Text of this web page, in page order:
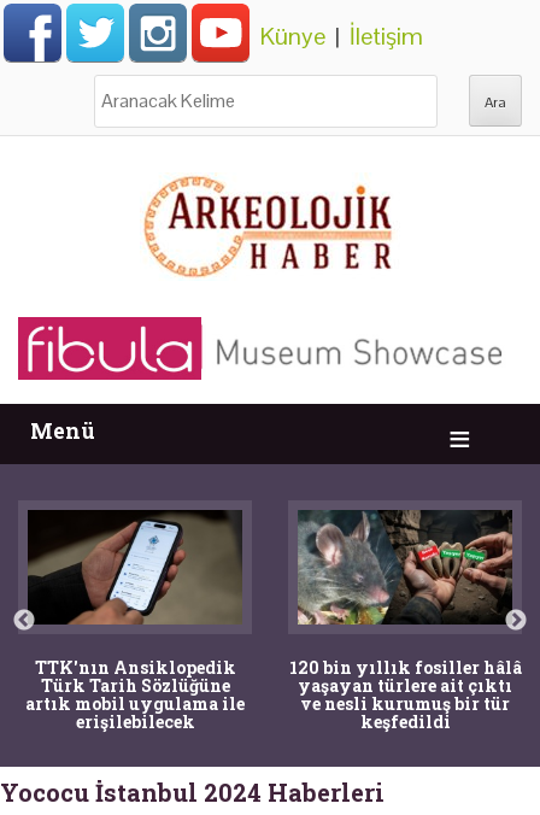
Künye | İletişim
Menü
TTK'nın Ansiklopedik
Türk Tarih Sözlüğüne
artık mobil uygulama ile
erişilebilecek
120 bin yıllık fosiller hâlâ
yaşayan türlere ait çıktı
ve nesli kurumuş bir tür
keşfedildi
Yococu İstanbul 2024 Haberleri